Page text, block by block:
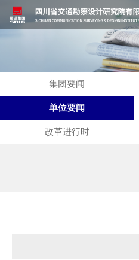
集团要闻
单位要闻
改革进行时